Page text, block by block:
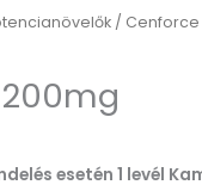
/
esetén 1 levél